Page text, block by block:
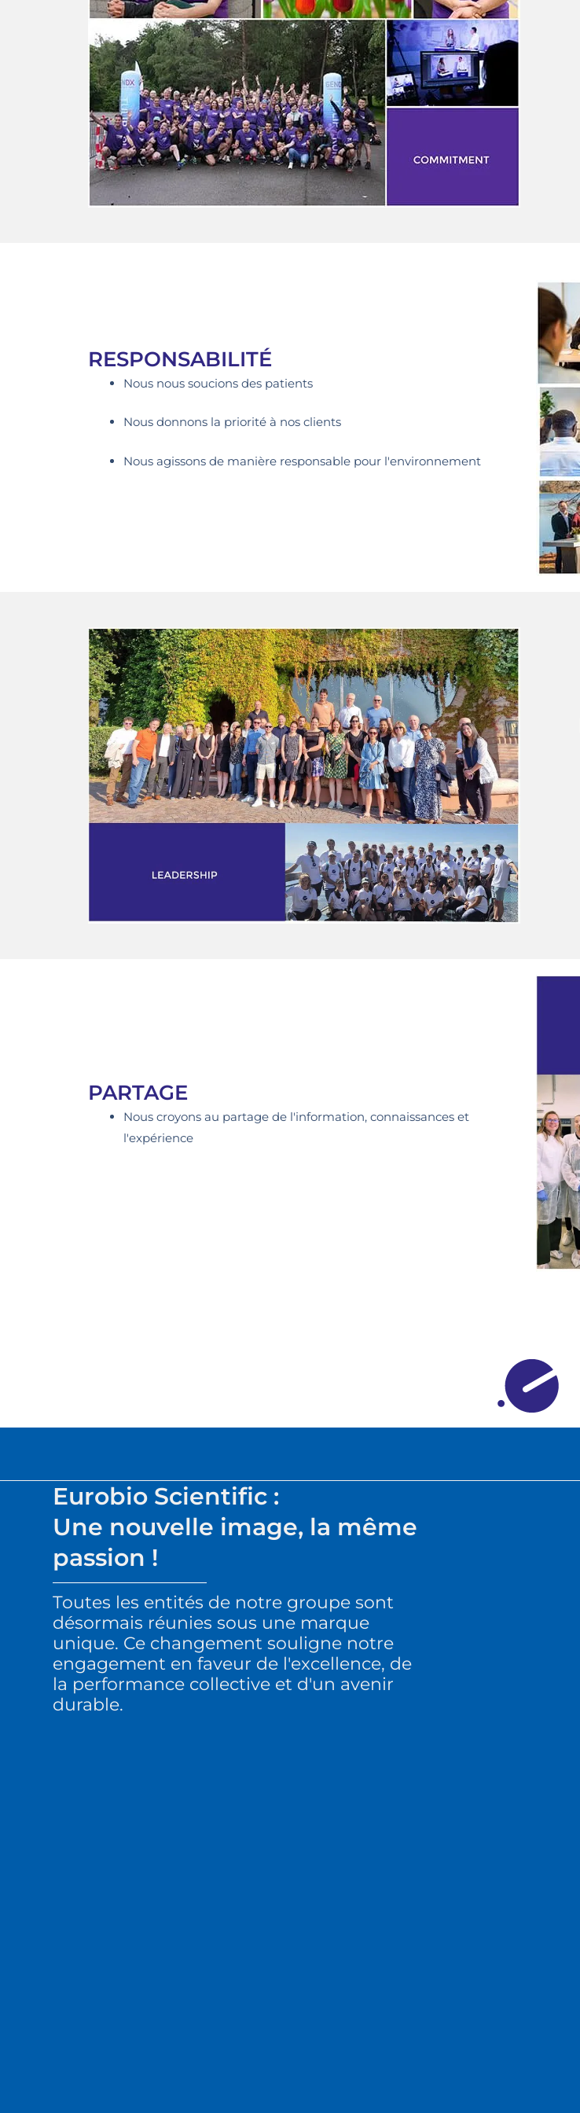
RESPONSABILITÉ
Nous nous soucions des patients
Nous donnons la priorité à nos clients
Nous agissons de manière responsable pour l'environnement
PARTAGE
Nous croyons au partage de l'information, connaissances et
l'expérience
Eurobio Scientific :
Une nouvelle image, la même
passion !
Toutes les entités de notre groupe sont
désormais réunies sous une marque
unique. Ce changement souligne notre
engagement en faveur de l'excellence, de
la performance collective et d'un avenir
durable.